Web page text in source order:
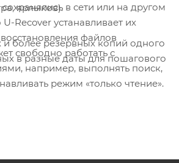
в сети или на другом
Recover устанавливает их
файлов
свободно работать с
например, выполнять поиск,
режим «только чтение».
ярлыков).
и более резервных копий одного
в разные даты для пошагового
важных настроек из системного
файлов виртуального